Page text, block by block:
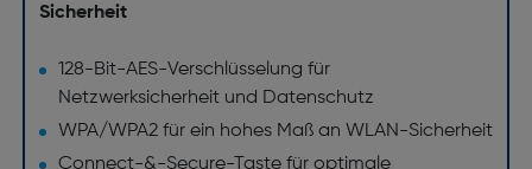
Sicherheit
128-Bit-AES-Verschlüsselung für
Netzwerksicherheit und Datenschutz
WPA/WPA2 für ein hohes Maß an WLAN-Sicherheit
Connect-&-Secure-Taste für optimale